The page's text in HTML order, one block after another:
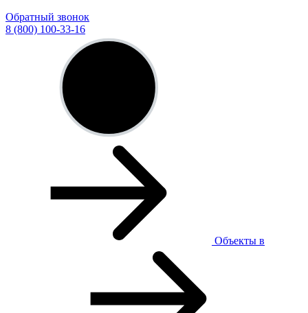
Обратный звонок
8 (800) 100-33-16
Объекты в